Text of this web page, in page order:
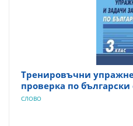
Тренировъчни
проверка по български
СЛОВО